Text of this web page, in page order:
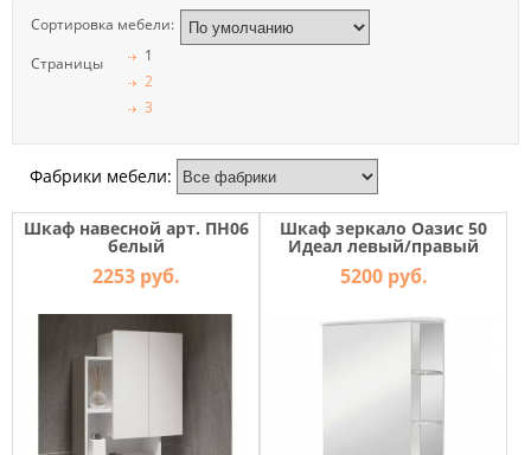
Сортировка мебели:
Страницы
1
2
3
Фабрики мебели:
Шкаф навесной арт. ПН06
белый
2253 руб.
Шкаф зеркало Оазис 50
Идеал левый/правый
5200 руб.
МЕБЕЛЬ
ДЛЯ
СПАЛЬНИ
ДЛЯ
ГОСТИНОЙ
МЕБЕЛЬ
КОМПЬЮТЕРНЫЕ
ОФИСНАЯ